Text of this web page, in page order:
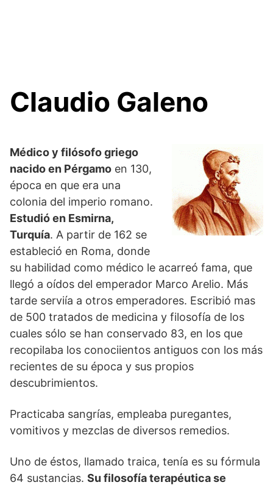
Claudio Galeno
Médico y filósofo griego
nacido en Pérgamo en 130,
época en que era una
colonia del imperio romano.
Estudió en Esmirna,
Turquía. A partir de 162 se
estableció en Roma, donde
su habilidad como médico le acarreó fama, que
llegó a oídos del emperador Marco Arelio. Más
tarde serviía a otros emperadores. Escribió mas
de 500 tratados de medicina y filosofía de los
cuales sólo se han conservado 83, en los que
recopilaba los conociientos antiguos con los más
recientes de su época y sus propios
descubrimientos.
Practicaba sangrías, empleaba puregantes,
vomitivos y mezclas de diversos remedios.
Uno de éstos, llamado traica, tenía es su fórmula
64 sustancias. Su filosofía terapéutica se